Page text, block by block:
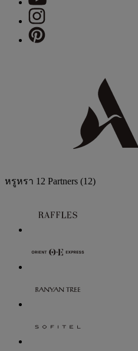
หรูหรา 12 Partners (12)